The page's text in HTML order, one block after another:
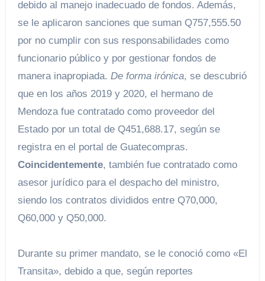
debido al manejo inadecuado de fondos. Además,
se le aplicaron sanciones que suman Q757,555.50
por no cumplir con sus responsabilidades como
funcionario público y por gestionar fondos de
manera inapropiada. De forma irónica, se descubrió
que en los años 2019 y 2020, el hermano de
Mendoza fue contratado como proveedor del
Estado por un total de Q451,688.17, según se
registra en el portal de Guatecompras.
Coincidentemente, también fue contratado como
asesor jurídico para el despacho del ministro,
siendo los contratos divididos entre Q70,000,
Q60,000 y Q50,000.
Durante su primer mandato, se le conoció como «El
Transita», debido a que, según reportes